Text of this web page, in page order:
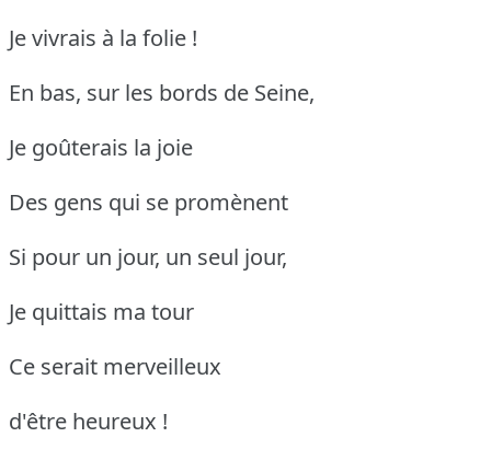
Je vivrais à la folie !
En bas, sur les bords de Seine,
Je goûterais la joie
Des gens qui se promènent
Si pour un jour, un seul jour,
Je quittais ma tour
Ce serait merveilleux
d'être heureux !